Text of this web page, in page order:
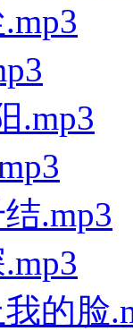
.mp3
.mp3
的脸